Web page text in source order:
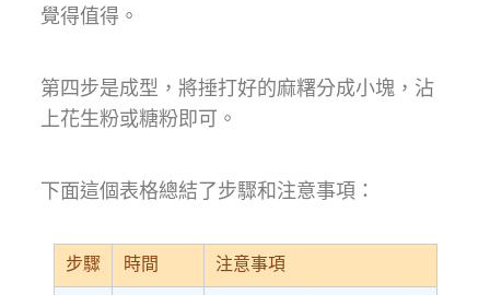
覺得值得。
第四步是成型，將捶打好的麻糬分成小塊，沾
上花生粉或糖粉即可。
下面這個表格總結了步驟和注意事項：
步驟 時間
注意事項